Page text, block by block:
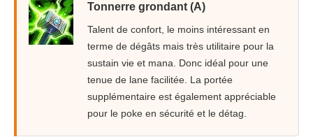
Tonnerre grondant (A)
Talent de confort, le moins intéressant en
terme de dégâts mais très utilitaire pour la
sustain vie et mana. Donc idéal pour une
tenue de lane facilitée. La portée
supplémentaire est également appréciable
pour le poke en sécurité et le détag.